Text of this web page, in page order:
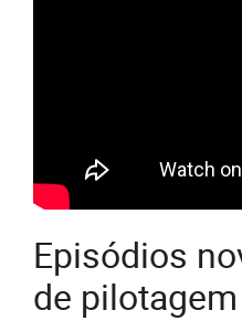
Episódios
de